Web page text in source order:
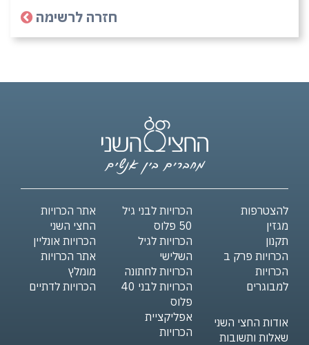
חזרה לרשימה
אתר הכרויות
החצי השני
הכרויות אונליין
אתר הכרויות
מומלץ
הכרויות לדתיים
הכרויות לבני גיל
50 פלוס
הכרויות לגיל
השלישי
הכרויות לחתונה
הכרויות לבני 40
פלוס
אפליקציית
הכרויות
להצטרפות
מגזין
תקנון
הכרויות פרק ב
הכרויות
למבוגרים
אודות החצי השני
שאלות ותשובות